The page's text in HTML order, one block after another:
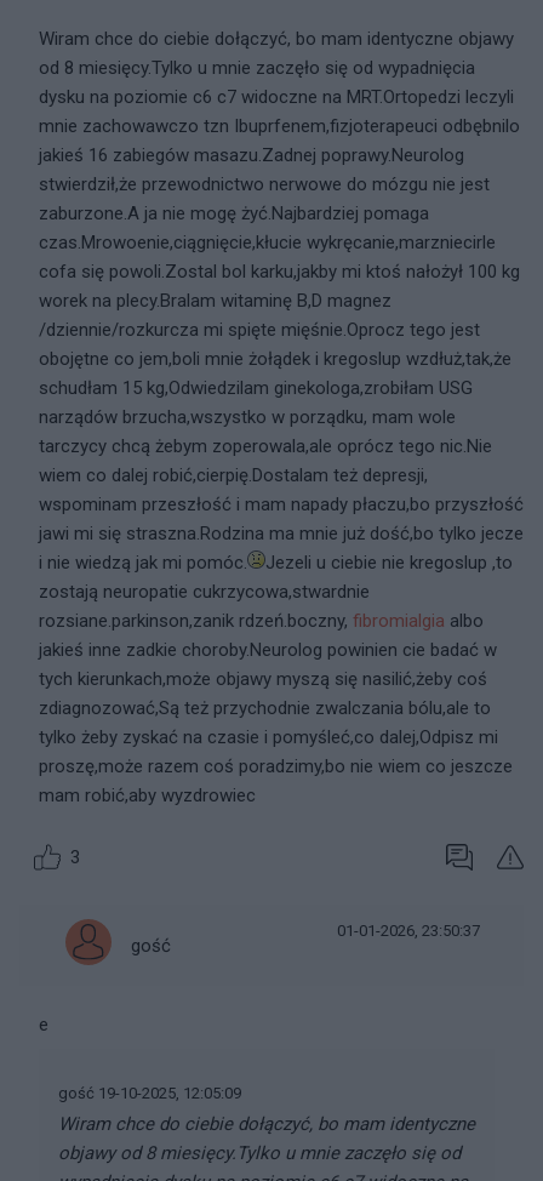
Wiram chce do ciebie dołączyć, bo mam identyczne objawy
od 8 miesięcy.Tylko u mnie zaczęło się od wypadnięcia
dysku na poziomie c6 c7 widoczne na MRT.Ortopedzi leczyli
mnie zachowawczo tzn Ibuprfenem,fizjoterapeuci odbębnilo
jakieś 16 zabiegów masazu.Zadnej poprawy.Neurolog
stwierdził,że przewodnictwo nerwowe do mózgu nie jest
zaburzone.A ja nie mogę żyć.Najbardziej pomaga
czas.Mrowoenie,ciągnięcie,kłucie wykręcanie,marzniecirle
cofa się powoli.Zostal bol karku,jakby mi ktoś nałożył 100 kg
worek na plecy.Bralam witaminę B,D magnez
/dziennie/rozkurcza mi spięte mięśnie.Oprocz tego jest
obojętne co jem,boli mnie żołądek i kregoslup wzdłuż,tak,że
schudłam 15 kg,Odwiedzilam ginekologa,zrobiłam USG
narządów brzucha,wszystko w porządku, mam wole
tarczycy chcą żebym zoperowala,ale oprócz tego nic.Nie
wiem co dalej robić,cierpię.Dostalam też depresji,
wspominam przeszłość i mam napady płaczu,bo przyszłość
jawi mi się straszna.Rodzina ma mnie już dość,bo tylko jecze
i nie wiedzą jak mi pomóc.
Jezeli u ciebie nie kregoslup ,to
zostają neuropatie cukrzycowa,stwardnie
rozsiane.parkinson,zanik rdzeń.boczny, fibromialgia albo
jakieś inne zadkie choroby.Neurolog powinien cie badać w
tych kierunkach,może objawy myszą się nasilić,żeby coś
zdiagnozować,Są też przychodnie zwalczania bólu,ale to
tylko żeby zyskać na czasie i pomyśleć,co dalej,Odpisz mi
proszę,może razem coś poradzimy,bo nie wiem co jeszcze
mam robić,aby wyzdrowiec
3
gość
01-01-2026, 23:50:37
e
gość 19-10-2025, 12:05:09
Wiram chce do ciebie dołączyć, bo mam identyczne
objawy od 8 miesięcy.Tylko u mnie zaczęło się od